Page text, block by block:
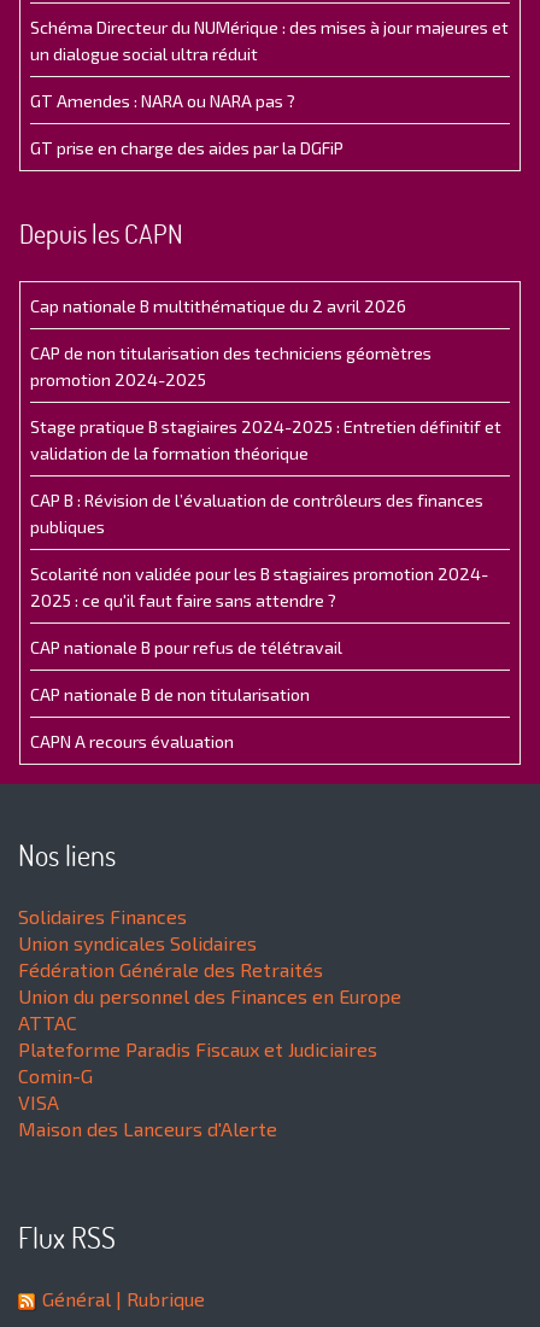
Schéma Directeur du NUMérique : des mises à jour majeures et
un dialogue social ultra réduit
GT Amendes : NARA ou NARA pas ?
GT prise en charge des aides par la DGFiP
Depuis les CAPN
Cap nationale B multithématique du 2 avril 2026
CAP de non titularisation des techniciens géomètres
promotion 2024-2025
Stage pratique B stagiaires 2024-2025 : Entretien définitif et
validation de la formation théorique
CAP B : Révision de l’évaluation de contrôleurs des finances
publiques
Scolarité non validée pour les B stagiaires promotion 2024-
2025 : ce qu'il faut faire sans attendre ?
CAP nationale B pour refus de télétravail
CAP nationale B de non titularisation
CAPN A recours évaluation
Nos liens
Solidaires Finances
Union syndicales Solidaires
Fédération Générale des Retraités
Union du personnel des Finances en Europe
ATTAC
Plateforme Paradis Fiscaux et Judiciaires
Comin-G
VISA
Maison des Lanceurs d'Alerte
Flux RSS
Général | Rubrique